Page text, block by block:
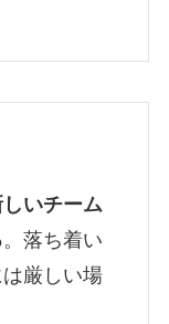
いチーム
。落ち着い
厳しい場